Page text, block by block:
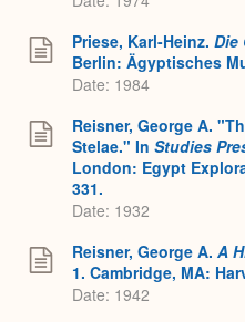
Priese, Karl-Heinz. Die
Berlin: Ägyptisches
Date: 1984
Reisner, George A.
Stelae." In Studies
London: Egypt
331.
Date: 1932
Reisner, George A. A
1. Cambridge, MA:
Date: 1942